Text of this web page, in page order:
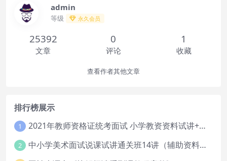
admin
等级 永久会员
25392
文章
0
评论
1
收藏
查看作者其他文章
排行榜展示
1 2021年教师资格证统考面试 小学教资资料试讲+答辩
2 中小学美术面试说课试讲通关班14讲（辅助资料第一套）